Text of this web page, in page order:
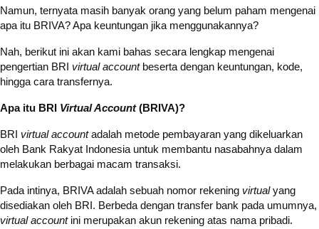
Namun, ternyata masih banyak orang yang belum paham mengenai
apa itu BRIVA? Apa keuntungan jika menggunakannya?
Nah, berikut ini akan kami bahas secara lengkap mengenai
pengertian BRI virtual account beserta dengan keuntungan, kode,
hingga cara transfernya.
Apa itu BRI Virtual Account(BRIVA)?
BRI virtual accountadalah metode pembayaran yang dikeluarkan
oleh Bank Rakyat Indonesia untuk membantu nasabahnya dalam
melakukan berbagai macam transaksi.
Pada intinya, BRIVA adalah sebuah nomor rekening virtualyang
disediakan oleh BRI. Berbeda dengan transfer bank pada umumnya,
virtual account ini merupakan akun rekening atas nama pribadi.